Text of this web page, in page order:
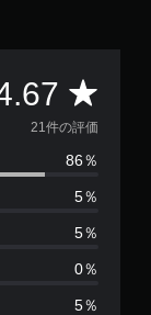
評
価
数
は
1
21件の評価
86％
5％
5％
0％
5％